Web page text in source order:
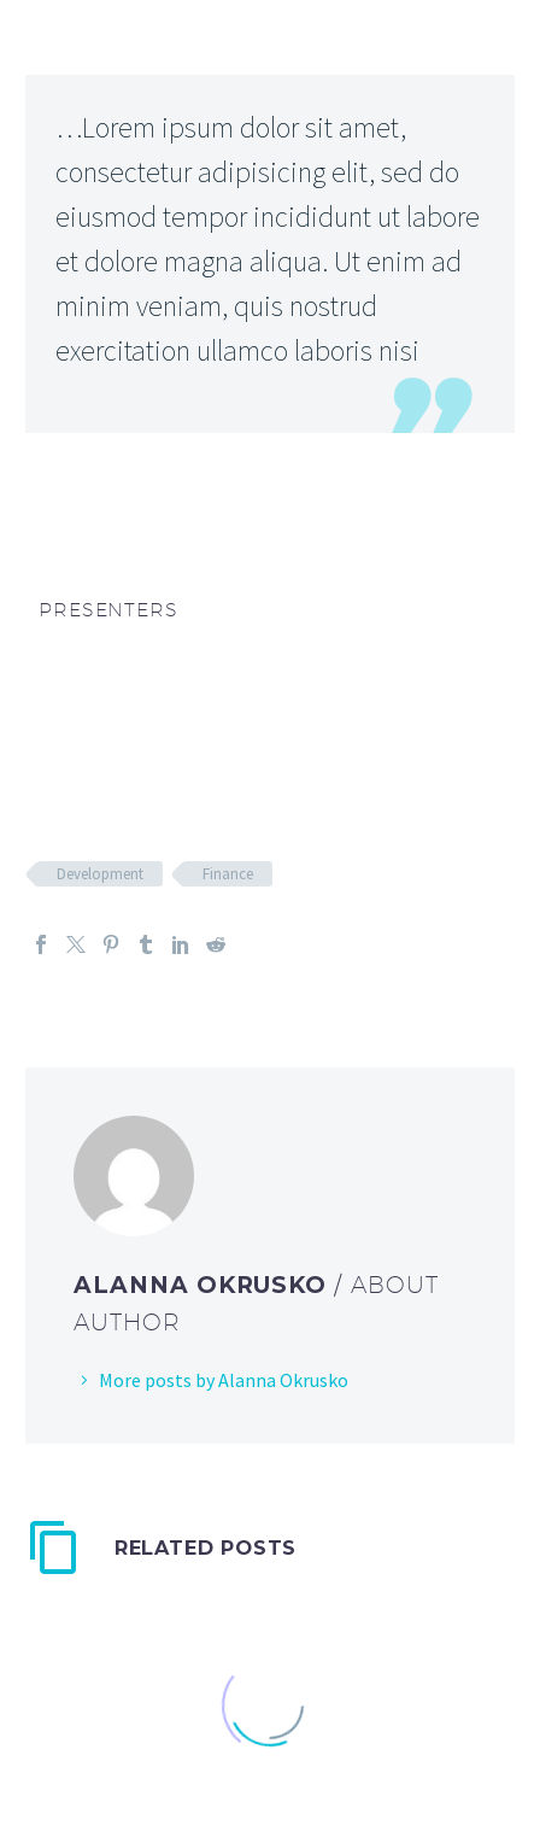
…Lorem ipsum dolor sit amet,
consectetur adipisicing elit, sed do
eiusmod tempor incididunt ut labore
et dolore magna aliqua. Ut enim ad
minim veniam, quis nostrud
exercitation ullamco laboris nisi
PRESENTERS
Development Finance
ALANNA OKRUSKO/ ABOUT
AUTHOR
More posts by Alanna Okrusko
RELATED POSTS